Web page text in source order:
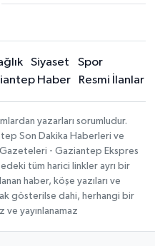
Siyaset
Spor
Haber Resmi İlanlar
yazarları sorumludur.
Son Dakika Haberleri ve
- Gaziantep Ekspres
tüm harici linkler ayrı bir
haber, köşe yazıları ve
gösterilse dahi, herhangi bir
ve yayınlanamaz